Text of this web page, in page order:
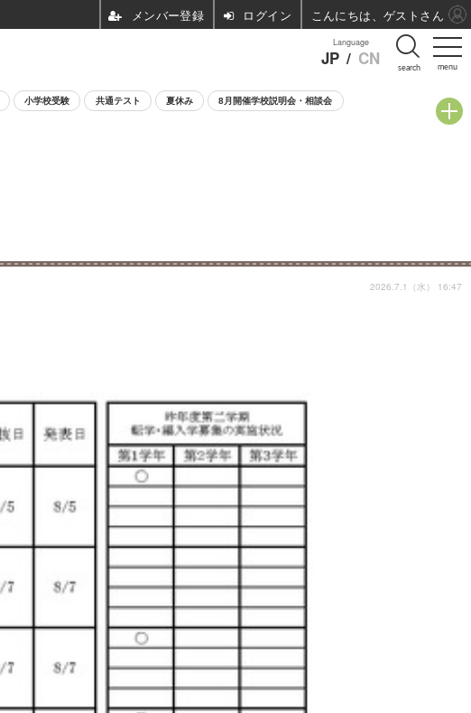
menu
Language
JP / CN search
小学校受験 共通テスト 夏休み 8月開催学校説明会・相談会
2026.7.1（水） 16:47
ログイン こんにちは、ゲストさん